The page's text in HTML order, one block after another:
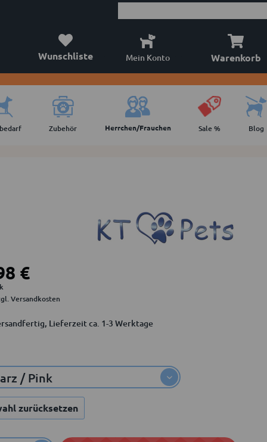
Wunschliste Mein Konto Warenkorb
Zubehör Herrchen/Frauchen Sale % Blog
€
Versandkosten
Lieferzeit ca. 1-3 Werktage
zurücksetzen